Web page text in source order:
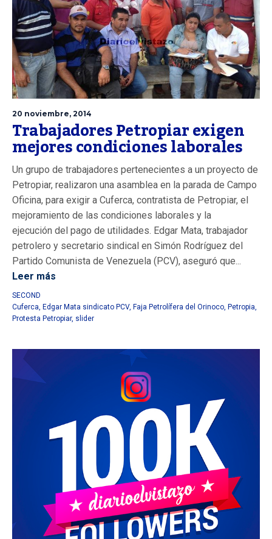
20 noviembre, 2014
Trabajadores Petropiar exigen
mejores condiciones laborales
Un grupo de trabajadores pertenecientes a un proyecto de
Petropiar, realizaron una asamblea en la parada de Campo
Oficina, para exigir a Cuferca, contratista de Petropiar, el
mejoramiento de las condiciones laborales y la
ejecución del pago de utilidades. Edgar Mata, trabajador
petrolero y secretario sindical en Simón Rodríguez del
Partido Comunista de Venezuela (PCV), aseguró que...
Leer más
SECOND
Cuferca, Edgar Mata sindicato PCV, Faja Petrolífera del Orinoco, Petropia,
Protesta Petropiar, slider